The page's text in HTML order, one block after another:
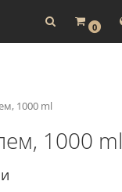
0
1000 ml
1000 ml